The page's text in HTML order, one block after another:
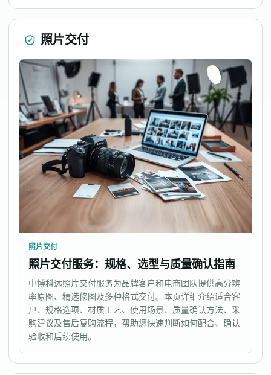
照片交付
照片交付
照片交付服务：规格、选型与质量确认指南
中博科远照片交付服务为品牌客户和电商团队提供高分辨
率原图、精选修图及多种格式交付。本页详细介绍适合客
户、规格选项、材质工艺、使用场景、质量确认方法、采
购建议及售后复购流程，帮助您快速判断如何配合、确认
验收和后续使用。